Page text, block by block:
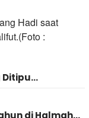
Ditipu…
di Halmah…